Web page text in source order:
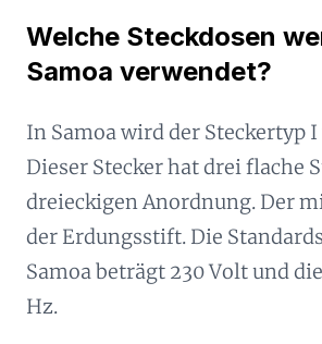
Welche Steckdosen
Samoa verwendet?
In Samoa wird der Steckertyp
Dieser Stecker hat drei flache
dreieckigen Anordnung. Der
der Erdungsstift. Die
Samoa beträgt 230 Volt und
Hz.